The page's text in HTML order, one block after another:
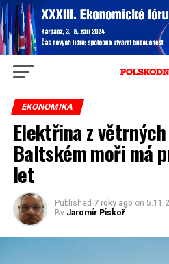
EKONOMIKA
Elektřina z
Baltském moři má
let
Published 7 roky ago on
By Jaromír Piskoř